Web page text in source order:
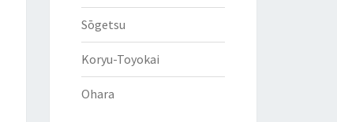
Sōgetsu
Koryu-Toyokai
Ohara